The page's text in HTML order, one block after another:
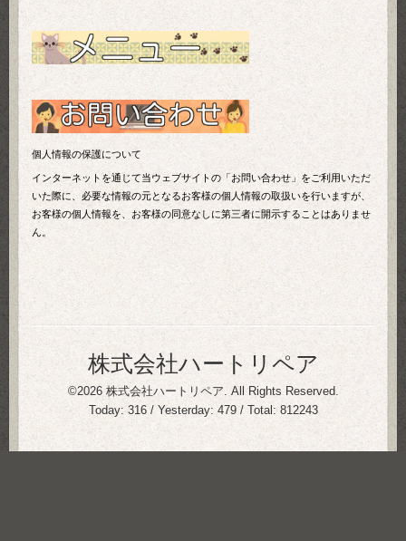
個人情報の保護について
インターネットを通じて当ウェブサイトの「お問い合わせ」をご利用いただ
いた際に、必要な情報の元となるお客様の個人情報の取扱いを行いますが、
お客様の個人情報を、お客様の同意なしに第三者に開示することはありませ
ん。
株式会社ハートリペア
©2026 株式会社ハートリペア . All Rights Reserved.
Today: 316/ Yesterday: 479/ Total:812243